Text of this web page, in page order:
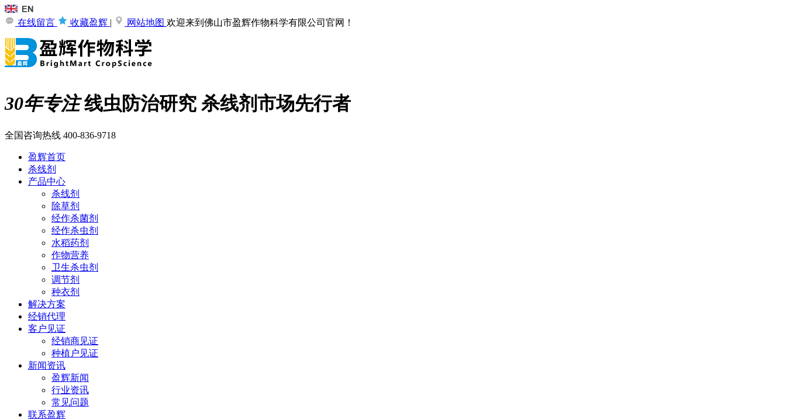
在线留言 收藏盈辉 | 网站地图 欢迎来到佛山市盈辉作物科学有限公司官网！
30年专注线虫防治研究 杀线剂市场先行者
全国咨询热线 400-836-9718
盈辉首页
杀线剂
产品中心
杀线剂
除草剂
经作杀菌剂
经作杀虫剂
水稻药剂
作物营养
卫生杀虫剂
调节剂
种衣剂
解决方案
经销代理
客户见证
经销商见证
种植户见证
新闻资讯
盈辉新闻
行业资讯
常见问题
联系盈辉